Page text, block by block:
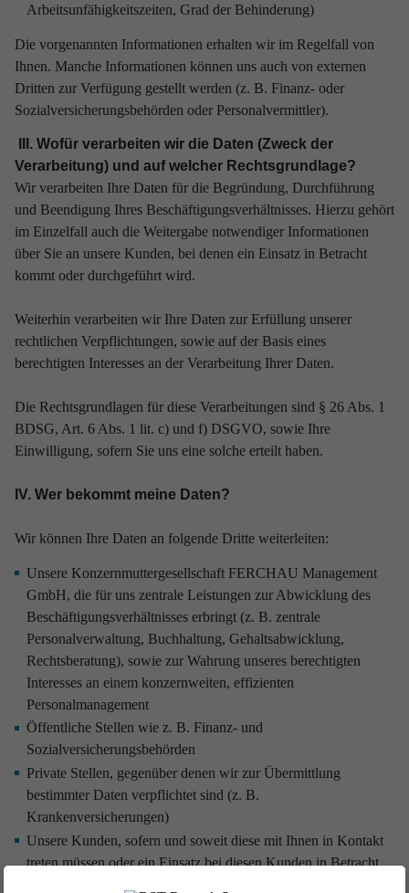
Arbeitsunfähigkeitszeiten, Grad der Behinderung)
Die vorgenannten Informationen erhalten wir im Regelfall von
Ihnen. Manche Informationen können uns auch von externen
Dritten zur Verfügung gestellt werden (z. B. Finanz- oder
Sozialversicherungsbehörden oder Personalvermittler).
III. Wofür verarbeiten wir die Daten (Zweck der
Verarbeitung) und auf welcher Rechtsgrundlage?
Wir verarbeiten Ihre Daten für die Begründung, Durchführung
und Beendigung Ihres Beschäftigungsverhältnisses. Hierzu gehört
im Einzelfall auch die Weitergabe notwendiger Informationen
über Sie an unsere Kunden, bei denen ein Einsatz in Betracht
kommt oder durchgeführt wird.
Weiterhin verarbeiten wir Ihre Daten zur Erfüllung unserer
rechtlichen Verpflichtungen, sowie auf der Basis eines
berechtigten Interesses an der Verarbeitung Ihrer Daten.
Die Rechtsgrundlagen für diese Verarbeitungen sind § 26 Abs. 1
BDSG, Art. 6 Abs. 1 lit. c) und f) DSGVO, sowie Ihre
Einwilligung, sofern Sie uns eine solche erteilt haben.
IV. Wer bekommt meine Daten?
Wir können Ihre Daten an folgende Dritte weiterleiten:
Unsere Konzernmuttergesellschaft FERCHAU Management
GmbH, die für uns zentrale Leistungen zur Abwicklung des
Beschäftigungsverhältnisses erbringt (z. B. zentrale
Personalverwaltung, Buchhaltung, Gehaltsabwicklung,
Rechtsberatung), sowie zur Wahrung unseres berechtigten
Interesses an einem konzernweiten, effizienten
Personalmanagement
Öffentliche Stellen wie z. B. Finanz- und
Sozialversicherungsbehörden
Private Stellen, gegenüber denen wir zur Übermittlung
bestimmter Daten verpflichtet sind (z. B.
Krankenversicherungen)
Unsere Kunden, sofern und soweit diese mit Ihnen in Kontakt
treten müssen oder ein Einsatz bei diesen Kunden in Betracht